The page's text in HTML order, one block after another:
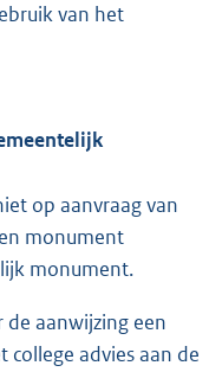
van het
op aanvraag van
monument
monument.
aanwijzing een
college advies aan de